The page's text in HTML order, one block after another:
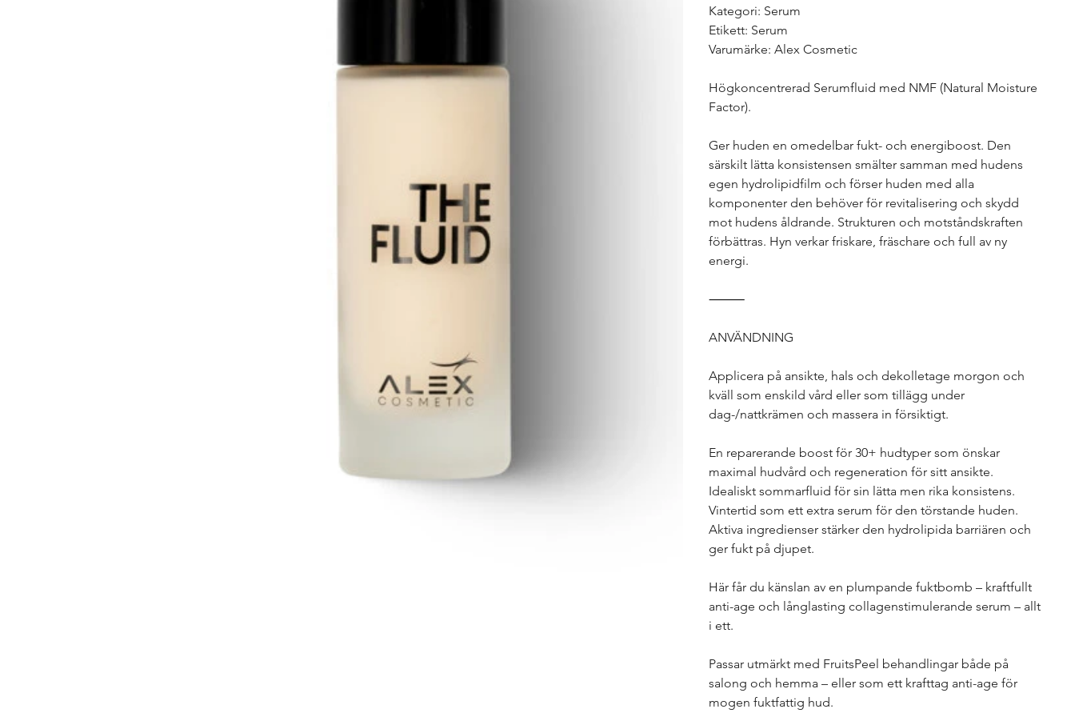
Kategori: Serum
Etikett: Serum
Varumärke: Alex Cosmetic
Högkoncentrerad Serumfluid med NMF (Natural Moisture
Factor).
Ger huden en omedelbar fukt- och energiboost. Den
särskilt lätta konsistensen smälter samman med hudens
egen hydrolipidfilm och förser huden med alla
komponenter den behöver för revitalisering och skydd
mot hudens åldrande. Strukturen och motståndskraften
förbättras. Hyn verkar friskare, fräschare och full av ny
energi.
⸻
ANVÄNDNING
Applicera på ansikte, hals och dekolletage morgon och
kväll som enskild vård eller som tillägg under
dag-/nattkrämen och massera in försiktigt.
En reparerande boost för 30+ hudtyper som önskar
maximal hudvård och regeneration för sitt ansikte.
Idealiskt sommarfluid för sin lätta men rika konsistens.
Vintertid som ett extra serum för den törstande huden.
Aktiva ingredienser stärker den hydrolipida barriären och
ger fukt på djupet.
Här får du känslan av en plumpande fuktbomb – kraftfullt
anti-age och långlasting collagenstimulerande serum – allt
i ett.
Passar utmärkt med FruitsPeel behandlingar både på
salong och hemma – eller som ett krafttag anti-age för
mogen fuktfattig hud.